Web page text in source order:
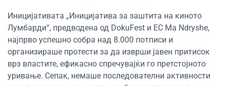
Иницијативата „Иницијатива за заштита на киното
Лумбарди“, предводена од DokuFest и EC Ma Ndryshe,
најпрво успешно собра над 8.000 потписи и
организираше протести за да изврши јавен притисок
врз властите, ефикасно спречувајќи го претстојното
уривање. Сепак, немаше последователни активности